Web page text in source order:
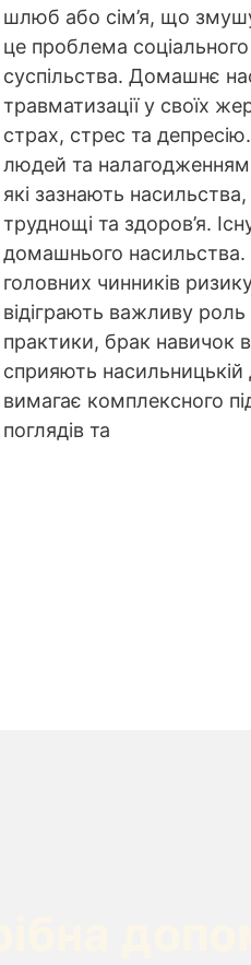
шлюб або сім’я, що
це проблема
суспільства. Домашнє
травматизації у своїх
страх, стрес та
людей та налагодженням
які зазнають
труднощі та здоров’я.
домашнього
головних чинників
відіграють важливу
практики, брак навичок
сприяють
вимагає комплексного
поглядів та